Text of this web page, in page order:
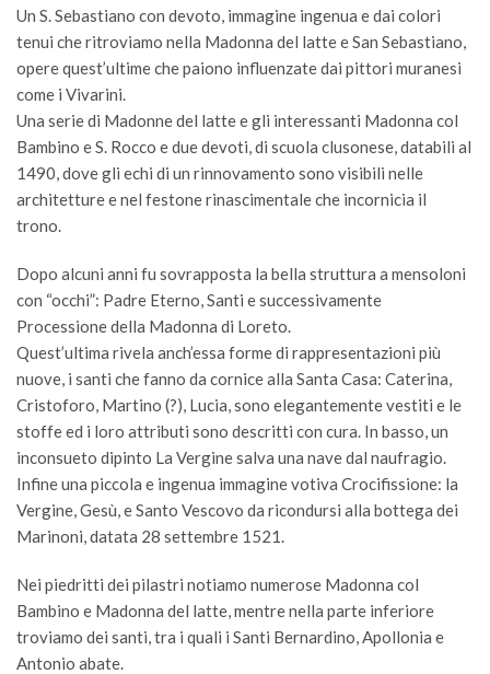
Un S. Sebastiano con devoto, immagine ingenua e dai colori
tenui che ritroviamo nella Madonna del latte e San Sebastiano,
opere quest’ultime che paiono influenzate dai pittori muranesi
come i Vivarini.
Una serie di Madonne del latte e gli interessanti Madonna col
Bambino e S. Rocco e due devoti, di scuola clusonese, databili al
1490, dove gli echi di un rinnovamento sono visibili nelle
architetture e nel festone rinascimentale che incornicia il
trono.
Dopo alcuni anni fu sovrapposta la bella struttura a mensoloni
con “occhi”: Padre Eterno, Santi e successivamente
Processione della Madonna di Loreto.
Quest’ultima rivela anch’essa forme di rappresentazioni più
nuove, i santi che fanno da cornice alla Santa Casa: Caterina,
Cristoforo, Martino (?), Lucia, sono elegantemente vestiti e le
stoffe ed i loro attributi sono descritti con cura. In basso, un
inconsueto dipinto La Vergine salva una nave dal naufragio.
Infine una piccola e ingenua immagine votiva Crocifissione: la
Vergine, Gesù, e Santo Vescovo da ricondursi alla bottega dei
Marinoni, datata 28 settembre 1521.
Nei piedritti dei pilastri notiamo numerose Madonna col
Bambino e Madonna del latte, mentre nella parte inferiore
troviamo dei santi, tra i quali i Santi Bernardino, Apollonia e
Antonio abate.